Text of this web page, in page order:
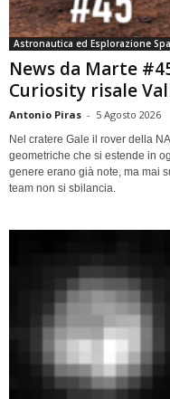
Astronautica ed Esplorazione
News da Marte
Curiosity risale
Antonio Piras - 5 Agosto 2026
Nel cratere Gale il rover della
geometriche che si estende in
genere erano già note, ma mai
team non si sbilancia.